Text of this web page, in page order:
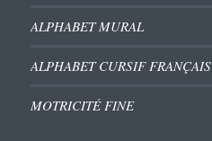
ALPHABET MURAL
ALPHABET CURSIF FRANÇAIS
MOTRICITÉ FINE